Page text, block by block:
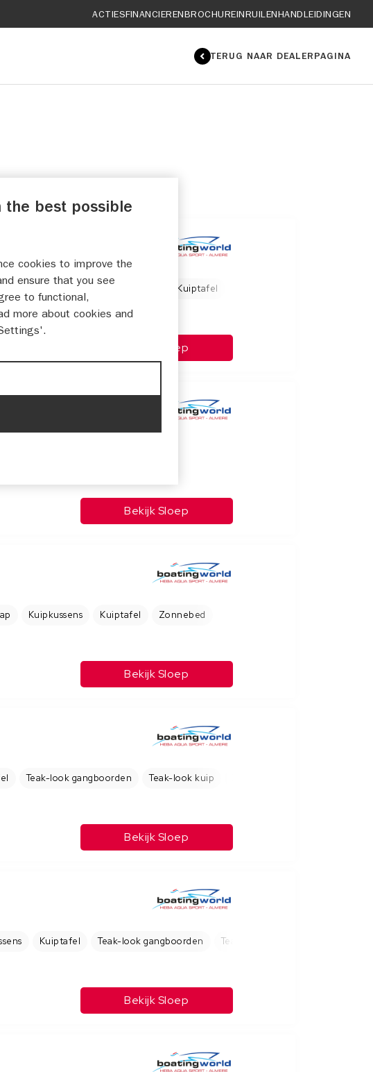
ACTIESFINANCIERENBROCHUREINRUILENHANDLEIDINGEN
TERUG NAAR DEALERPAGINA
Kuipkussens Kuiptafel
Bekijk Sloep
Bekijk Sloep
Kuipkussens Kuiptafel Zonnebed
Bekijk Sloep
Teak-look gangboorden Teak-look kuip
Bekijk Sloep
Kuiptafel Teak-look gangboorden Teak-look kuip
Bekijk Sloep
the best possible
cookies to improve the
ensure that you see
to functional,
more about cookies and